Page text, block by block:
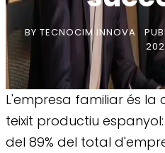
BY TECNOCIM INNOVA
L'empresa familiar és
teixit productiu
del 89% del total